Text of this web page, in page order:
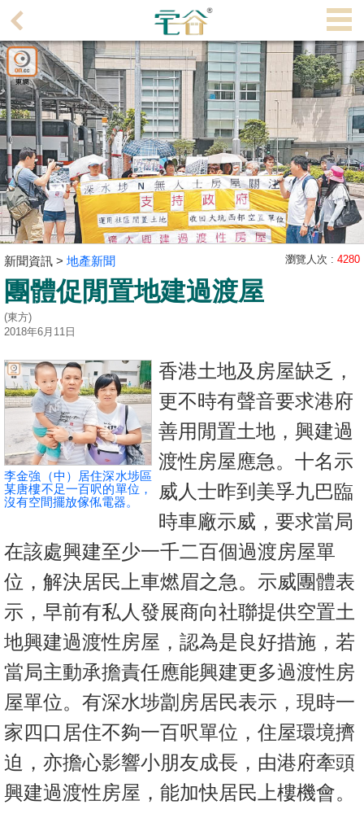
理
主
頁
搵
樓/
成
交
業
放
盤
宅
按
揭
地
產
博
客
產
新
聞
數
據
公
佈
置
業
手
冊
新聞資訊 > 地產新聞 瀏覽人次 : 4280
團體促閒置地建過渡屋
(東方)
2018年6月11日
李金強（中）居住深水埗區
某唐樓不足一百呎的單位，
沒有空間擺放傢俬電器。
香港土地及房屋缺乏，
更不時有聲音要求港府
善用閒置土地，興建過
渡性房屋應急。十名示
威人士昨到美孚九巴臨
時車廠示威，要求當局
在該處興建至少一千二百個過渡房屋單
位，解決居民上車燃眉之急。示威團體表
示，早前有私人發展商向社聯提供空置土
地興建過渡性房屋，認為是良好措施，若
當局主動承擔責任應能興建更多過渡性房
屋單位。有深水埗劏房居民表示，現時一
家四口居住不夠一百呎單位，住屋環境擠
迫，亦擔心影響小朋友成長，由港府牽頭
興建過渡性房屋，能加快居民上樓機會。